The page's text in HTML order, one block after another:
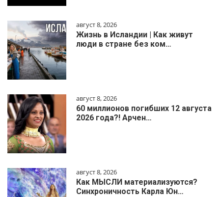
август 8, 2026
Жизнь в Исландии | Как живут
люди в стране без ком…
август 8, 2026
60 миллионов погибших 12 августа
2026 года?! Арчен…
август 8, 2026
Как МЫСЛИ материализуются?
Синхроничность Карла Юн…